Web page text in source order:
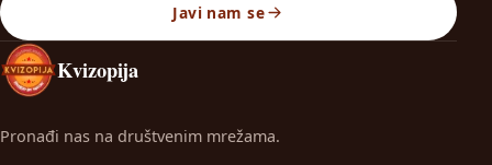
Javi nam se
Kvizopija
Pronađi nas na društvenim mrežama.